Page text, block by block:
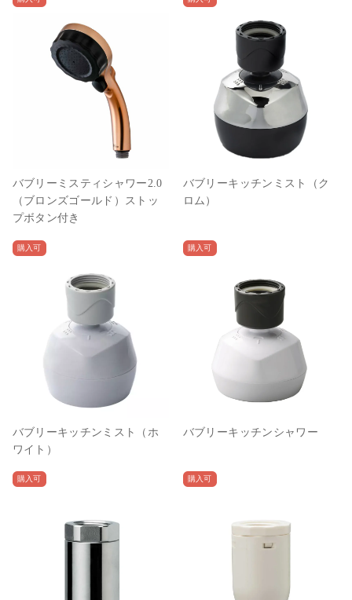
バブリーミスティシャワー2.0
（ブロンズゴールド）ストッ
プボタン付き
バブリーキッチンミスト（ク
ロム）
購入可
バブリーキッチンミスト（ホ
ワイト）
購入可
バブリーキッチンシャワー
購入可 購入可